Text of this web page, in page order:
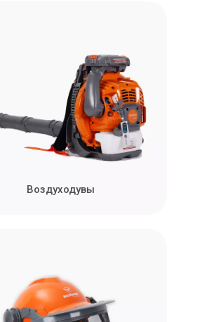
Воздуходувы